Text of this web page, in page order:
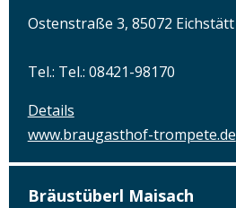
Ostenstraße 3, 85072 Eichstätt
Tel.: Tel.: 08421-98170
Details
www.braugasthof-trompete.de
Bräustüberl Maisach